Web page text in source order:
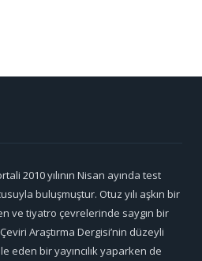
2010 yılının Nisan ayında test
buluşmuştur. Otuz yılı aşkın bir
ve tiyatro çevrelerinde saygın bir
Araştırma Dergisi’nin düzeyli
eden bir yayıncılık yaparken de